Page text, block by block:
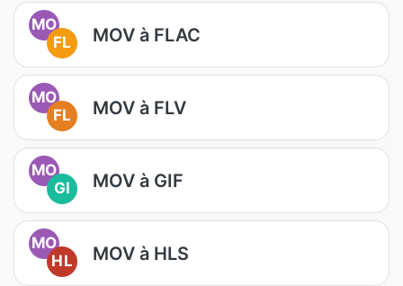
MO
FL
MOV à FLAC
MO
FL
MOV à FLV
MO
GI
MOV à GIF
MO
HL
MOV à HLS